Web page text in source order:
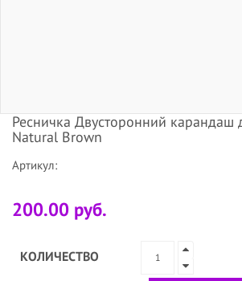
Ресничка Двусторонний карандаш
Natural Brown
Артикул:
200.00 руб.
КОЛИЧЕСТВО